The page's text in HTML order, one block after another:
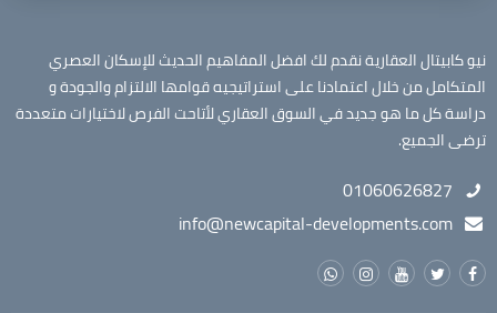
نيو كابيتال العقارية نقدم لك افضل المفاهيم الحديث للإسكان العصري
المتكامل من خلال اعتمادنا على استراتيجيه قوامها الالتزام والجودة و
دراسة كل ما هو جديد في السوق العقاري لأتاحت الفرص لاختيارات متعددة
ترضى الجميع.
01060626827
info@newcapital-developments.com